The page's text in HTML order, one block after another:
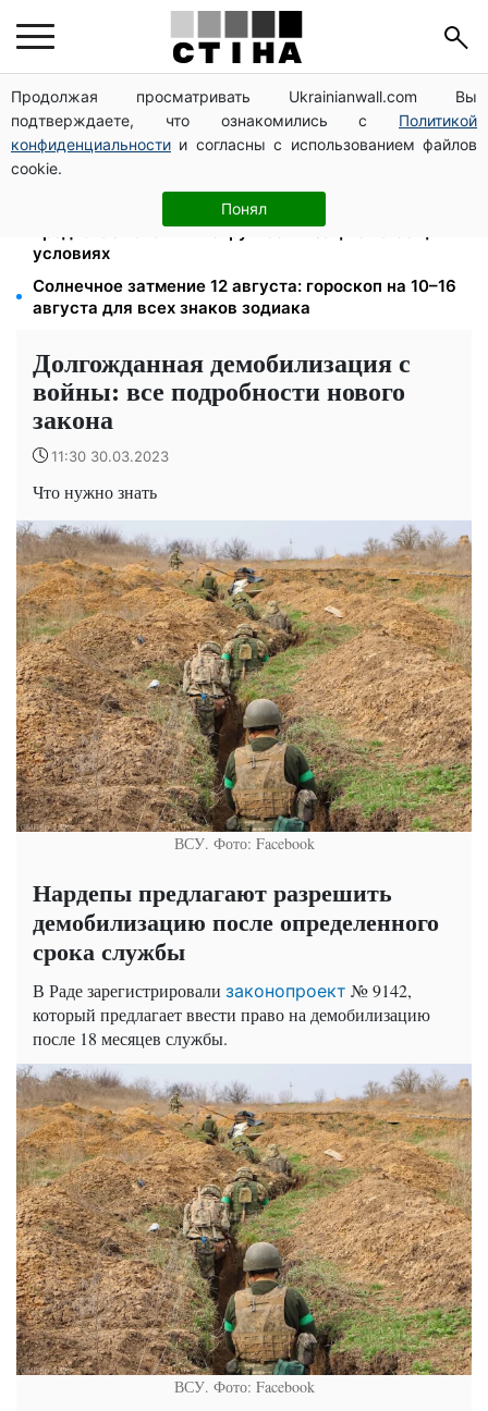
Продолжая просматривать Ukrainianwall.com Вы
подтверждаете, что ознакомились с Политикой
конфиденциальности и согласны с использованием файлов
cookie.
Понял
125 грн за куб воды: закон №4777 запустил двойное
подорожание тарифов в регионах
До +37°C на юге и грозы с градом в 9 областях:
прогноз погоды на выходные от Птухи
Федоров уволен и без бронирования: Камельчук
предлагает экс-министру мобилизацию на общих
условиях
Солнечное затмение 12 августа: гороскоп на 10–16
августа для всех знаков зодиака
Долгожданная демобилизация с
войны: все подробности нового
закона
11:30 30.03.2023
Что нужно знать
ВСУ. Фото: Facebook
Нардепы предлагают разрешить
демобилизацию после определенного
срока службы
В Раде зарегистрировали законопроект № 9142,
который предлагает ввести право на демобилизацию
после 18 месяцев службы.
ВСУ. Фото: Facebook